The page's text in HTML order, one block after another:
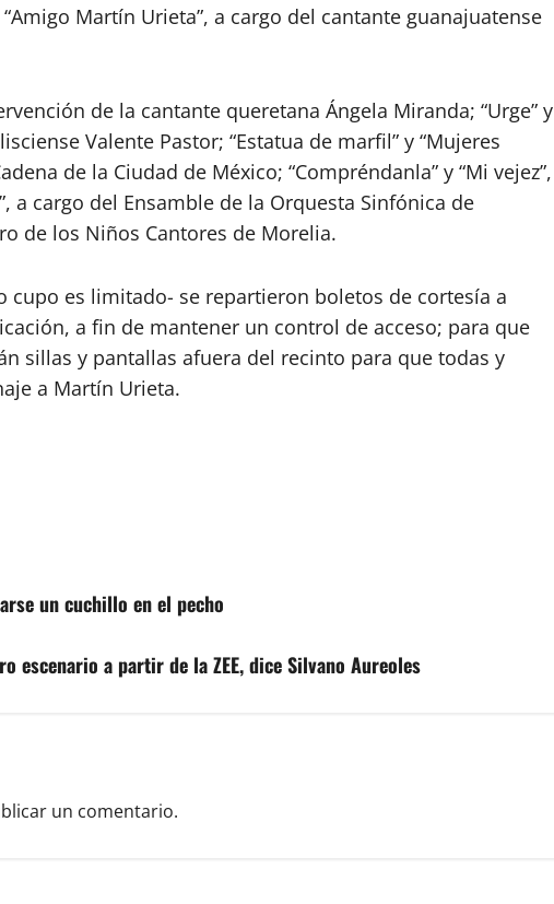
Martín Urieta”, a cargo del cantante guanajuatense
de la cantante queretana Ángela Miranda; “Urge” y
Valente Pastor; “Estatua de marfil” y “Mujeres
de la Ciudad de México; “Compréndanla” y “Mi vejez”,
a cargo del Ensamble de la Orquesta Sinfónica de
de los Niños Cantores de Morelia.
cupo es limitado- se repartieron boletos de cortesía a
a fin de mantener un control de acceso; para que
sillas y pantallas afuera del recinto para que todas y
a Martín Urieta.
un cuchillo en el pecho
escenario a partir de la ZEE, dice Silvano Aureoles
un comentario.